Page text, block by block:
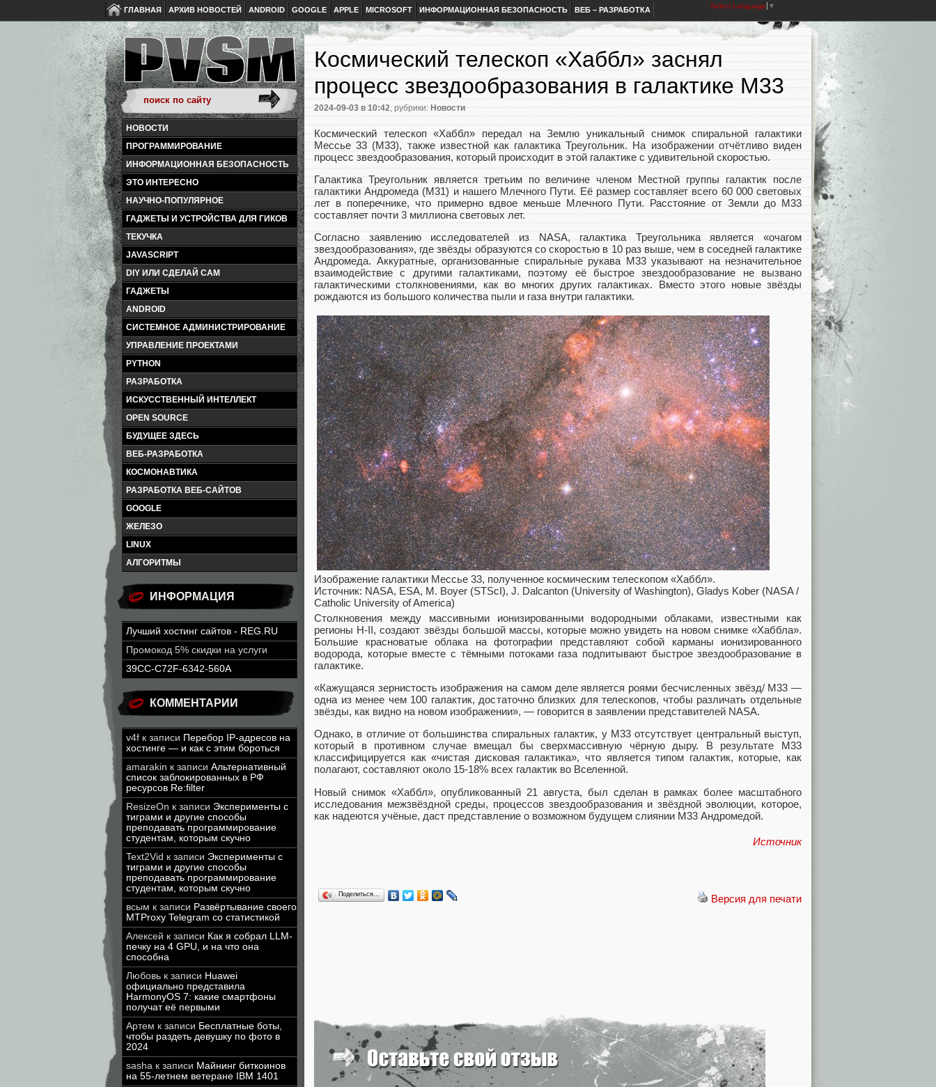
ГЛАВНАЯ АРХИВ НОВОСТЕЙ ANDROID GOOGLE APPLE MICROSOFT ИНФОРМАЦИОННАЯ БЕЗОПАСНОСТЬ ВЕБ – РАЗРАБОТКА Select Language ▼
НОВОСТИ
ПРОГРАММИРОВАНИЕ
ИНФОРМАЦИОННАЯ БЕЗОПАСНОСТЬ
ЭТО ИНТЕРЕСНО
НАУЧНО-ПОПУЛЯРНОЕ
ГАДЖЕТЫ И УСТРОЙСТВА ДЛЯ ГИКОВ
ТЕКУЧКА
JAVASCRIPT
DIY ИЛИ СДЕЛАЙ САМ
ГАДЖЕТЫ
ANDROID
СИСТЕМНОЕ АДМИНИСТРИРОВАНИЕ
УПРАВЛЕНИЕ ПРОЕКТАМИ
PYTHON
РАЗРАБОТКА
ИСКУССТВЕННЫЙ ИНТЕЛЛЕКТ
OPEN SOURCE
БУДУЩЕЕ ЗДЕСЬ
ВЕБ-РАЗРАБОТКА
КОСМОНАВТИКА
РАЗРАБОТКА ВЕБ-САЙТОВ
GOOGLE
ЖЕЛЕЗО
LINUX
АЛГОРИТМЫ
ИНФОРМАЦИЯ
Лучший хостинг сайтов - REG.RU
Промокод 5% скидки на услуги
39CC-C72F-6342-560A
КОММЕНТАРИИ
v4f к записи Перебор IP-адресов на
хостинге — и как с этим бороться
amarakin к записи Альтернативный
список заблокированных в РФ
ресурсов Re:filter
ResizeOn к записи Эксперименты с
тиграми и другие способы
преподавать программирование
студентам, которым скучно
Text2Vid к записи Эксперименты с
тиграми и другие способы
преподавать программирование
студентам, которым скучно
всым к записи Развёртывание своего
MTProxy Telegram со статистикой
Алексей к записи Как я собрал LLM-
печку на 4 GPU, и на что она
способна
Любовь к записи Huawei
официально представила
HarmonyOS 7: какие смартфоны
получат её первыми
Артем к записи Бесплатные боты,
чтобы раздеть девушку по фото в
2024
sasha к записи Майнинг биткоинов
на 55-летнем ветеране IBM 1401
Космический телескоп «Хаббл» заснял
процесс звездообразования в галактике M33
2024-09-03 в 10:42, рубрики: Новости
Космический телескоп «Хаббл» передал на Землю уникальный снимок спиральной галактики
Мессье 33 (M33), также известной как галактика Треугольник. На изображении отчётливо виден
процесс звездообразования, который происходит в этой галактике с удивительной скоростью.
Галактика Треугольник является третьим по величине членом Местной группы галактик после
галактики Андромеда (M31) и нашего Млечного Пути. Её размер составляет всего 60 000 световых
лет в поперечнике, что примерно вдвое меньше Млечного Пути. Расстояние от Земли до M33
составляет почти 3 миллиона световых лет.
Согласно заявлению исследователей из NASA, галактика Треугольника является «очагом
звездообразования», где звёзды образуются со скоростью в 10 раз выше, чем в соседней галактике
Андромеда. Аккуратные, организованные спиральные рукава M33 указывают на незначительное
взаимодействие с другими галактиками, поэтому её быстрое звездообразование не вызвано
галактическими столкновениями, как во многих других галактиках. Вместо этого новые звёзды
рождаются из большого количества пыли и газа внутри галактики.
Изображение галактики Мессье 33, полученное космическим телескопом «Хаббл».
Источник: NASA, ESA, M. Boyer (STScI), J. Dalcanton (University of Washington), Gladys Kober (NASA /
Catholic University of America)
Столкновения между массивными ионизированными водородными облаками, известными как
регионы H-II, создают звёзды большой массы, которые можно увидеть на новом снимке «Хаббла».
Большие красноватые облака на фотографии представляют собой карманы ионизированного
водорода, которые вместе с тёмными потоками газа подпитывают быстрое звездообразование в
галактике.
«Кажущаяся зернистость изображения на самом деле является роями бесчисленных звёзд/ M33 —
одна из менее чем 100 галактик, достаточно близких для телескопов, чтобы различать отдельные
звёзды, как видно на новом изображении», — говорится в заявлении представителей NASA.
Однако, в отличие от большинства спиральных галактик, у M33 отсутствует центральный выступ,
который в противном случае вмещал бы сверхмассивную чёрную дыру. В результате M33
классифицируется как «чистая дисковая галактика», что является типом галактик, которые, как
полагают, составляют около 15-18% всех галактик во Вселенной.
Новый снимок «Хаббл», опубликованный 21 августа, был сделан в рамках более масштабного
исследования межзвёздной среды, процессов звездообразования и звёздной эволюции, которое,
как надеются учёные, даст представление о возможном будущем слиянии M33 Андромедой.
Источник
Версия для печати
Поделиться…